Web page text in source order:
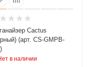
Cactus
(арт. CS-GMPB-
в наличии